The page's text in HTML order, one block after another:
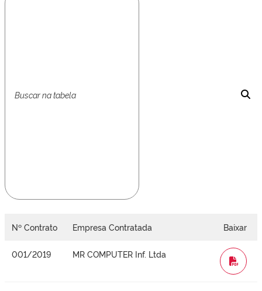
Nº Contrato Empresa Contratada Baixar
001/2019 MR COMPUTER Inf. Ltda
WORD